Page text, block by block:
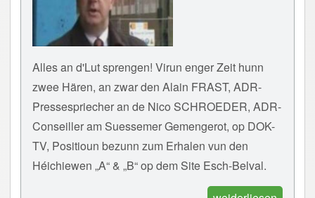
Alles an d'Lut sprengen! Virun enger Zeit hunn
zwee Hären, an zwar den Alain FRAST, ADR-
Pressespriecher an de Nico SCHROEDER, ADR-
Conseiller am Suessemer Gemengerot, op DOK-
TV, Positioun bezunn zum Erhalen vun den
Héichiewen „A“ & „B“ op dem Site Esch-Belval.